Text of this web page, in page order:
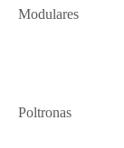
Modulares
Poltronas